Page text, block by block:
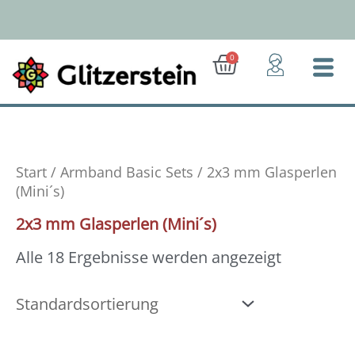
springen
0
Warenkorb
Start / Armband Basic Sets / 2x3 mm Glasperlen
(Mini´s)
2x3 mm Glasperlen (Mini´s)
Alle 18 Ergebnisse werden angezeigt